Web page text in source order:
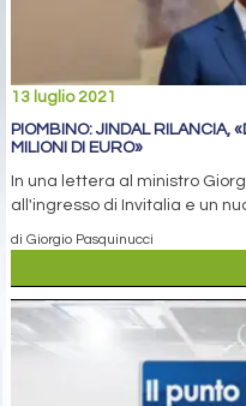
13 luglio 2021
PIOMBINO: JINDAL RILANCIA,
MILIONI DI EURO»
In una lettera al ministro
all'ingresso di Invitalia e un
di Giorgio Pasquinucci